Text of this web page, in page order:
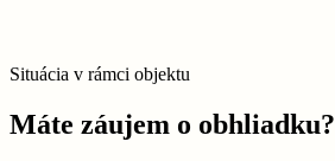
Situácia v rámci objektu
Máte záujem o obhliadku?